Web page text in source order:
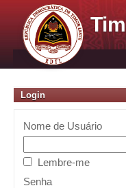
Login
Nome de Usuário
Lembre-me
Senha